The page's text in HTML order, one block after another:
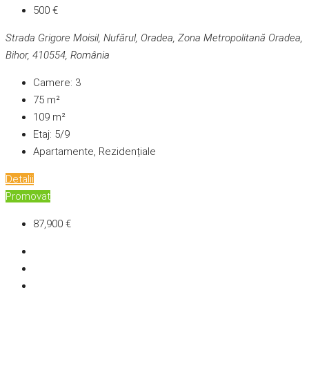
500 €
Strada Grigore Moisil, Nufărul, Oradea, Zona Metropolitană Oradea,
Bihor, 410554, România
Camere: 3
75 m²
109 m²
Etaj: 5/9
Apartamente, Rezidențiale
Detalii
Promovat
87,900 €